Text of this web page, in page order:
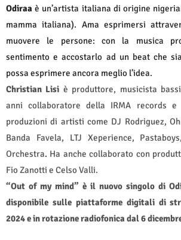
Odiraa è un’artista italiana di origine
mamma italiana). Ama esprimersi
muovere le persone: con la musica
sentimento e accostarlo ad un beat che
possa esprimere ancora meglio l’idea.
Christian Lisi è produttore, musicista
anni collaboratore della IRMA records
produzioni di artisti come DJ Rodriguez,
Banda Favela, LTJ Xeperience,
Orchestra. Ha anche collaborato con
Fio Zanotti e Celso Valli.
“Out of my mind” è il nuovo singolo di
disponibile sulle piattaforme digitali di
2024 e in rotazione radiofonica dal 6